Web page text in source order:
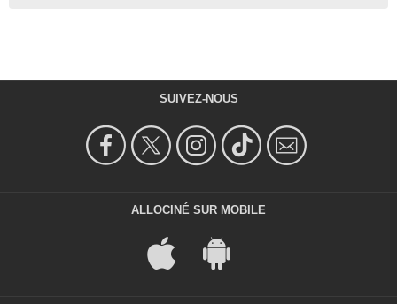
SUIVEZ-NOUS
ALLOCINÉ SUR MOBILE